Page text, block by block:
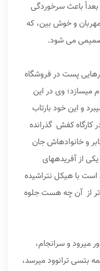
باعث سرخوردگی
و خوش بین، که
صمیمی می شود.
پست در فروشگاه
می­سازد؛ وی در این
و این خود بارتاب
کارگاه کفش گذرانده
و خانواده­اش جان
از آفریده­های
است با هیکل نتراشیده
تر از آن چه هست جلوه
می­رود و سرانجام،
بتسی ترانوود می­رسد،